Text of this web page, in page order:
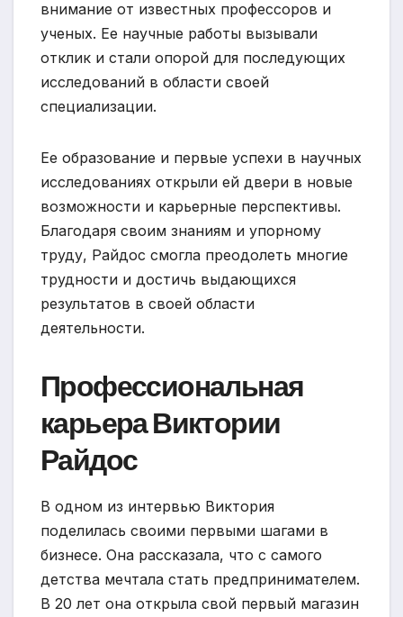
внимание от известных профессоров и
ученых. Ее научные работы вызывали
отклик и стали опорой для последующих
исследований в области своей
специализации.
Ее образование и первые успехи в научных
исследованиях открыли ей двери в новые
возможности и карьерные перспективы.
Благодаря своим знаниям и упорному
труду, Райдос смогла преодолеть многие
трудности и достичь выдающихся
результатов в своей области
деятельности.
Профессиональная
карьера Виктории
Райдос
В одном из интервью Виктория
поделилась своими первыми шагами в
бизнесе. Она рассказала, что с самого
детства мечтала стать предпринимателем.
В 20 лет она открыла свой первый магазин